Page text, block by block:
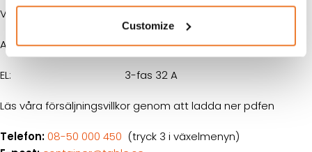
Customize
VATTEN:
AVLOPP: 110 mm
EL: 3-fas 32 A
Läs våra försäljningsvillkor genom att ladda ner pdfen
Telefon:08-50 000 450 (tryck 3 i växelmenyn)